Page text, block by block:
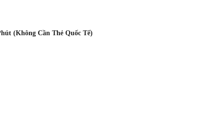
(Không Cần Thẻ Quốc Tế)